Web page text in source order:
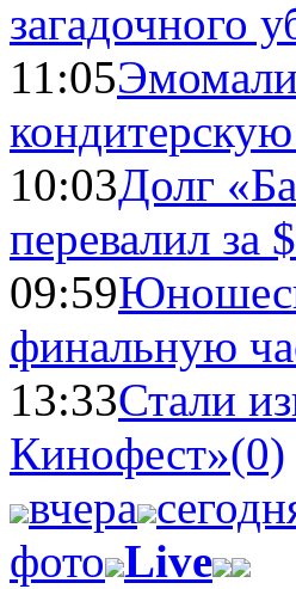
загадочного
11:05
10:03Долг
перевалил за
09:59
финальную
13:33Стали
Кинофест»(0)
вчера
фото Live